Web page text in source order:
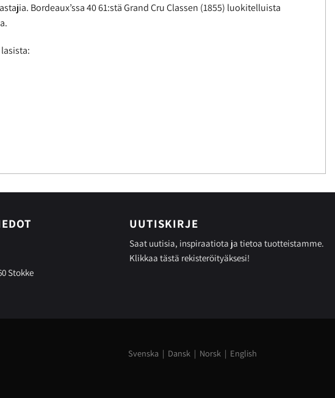
Bordeaux’ssa 40 61:stä Grand Cru Classen (1855) luokitelluista
Stokke
UUTISKIRJE
Saat uutisia, inspiraatiota ja tietoa tuotteistamme.
Klikkaa tästä rekisteröityäksesi!
Svenska | Dansk| Norsk| English